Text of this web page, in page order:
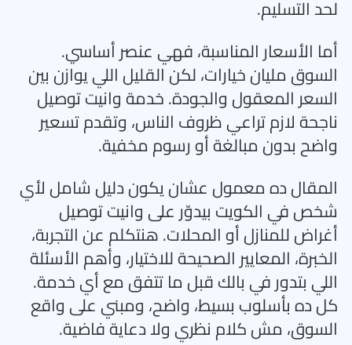
لحد التسليم.
أما الأسعار المناسبة، فهي عنصر أساسي.
السوق مليان خيارات، لكن القليل اللي يوازن بين
السعر المعقول والجودة. خدمة وانيت توصيل
ناجحة لازم تراعي ظروف الناس، وتقدم تسعير
واضح بدون مبالغة أو رسوم مخفية.
المقال ده معمول عشان يكون دليل شامل لأي
شخص في الكويت بيدوّر على وانيت توصيل
أغراض للمنازل أو المحلات. هنتكلم عن التجربة،
الخبرة، المعايير الصحيحة للاختيار، وأهم الأسئلة
اللي بتدور في بالك قبل ما تتفق مع أي خدمة.
كل ده بأسلوب بسيط، واضح، ومبني على واقع
السوق، مش كلام نظري ولا دعاية فاضية.